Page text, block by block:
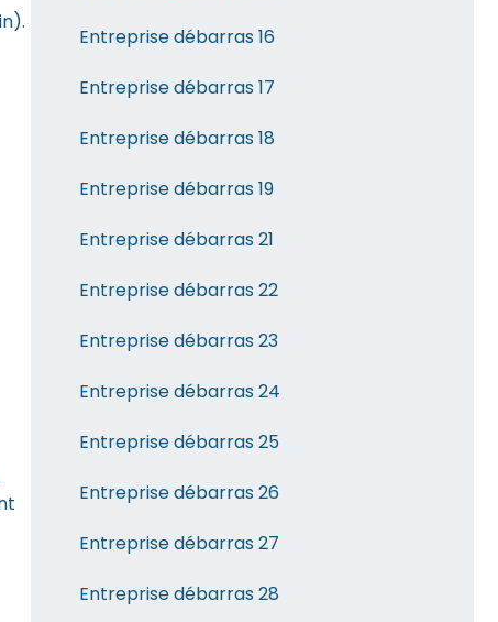
Entreprise débarras 16
Entreprise débarras 17
Entreprise débarras 18
Entreprise débarras 19
Entreprise débarras 21
Entreprise débarras 22
Entreprise débarras 23
Entreprise débarras 24
Entreprise débarras 25
Entreprise débarras 26
Entreprise débarras 27
Entreprise débarras 28